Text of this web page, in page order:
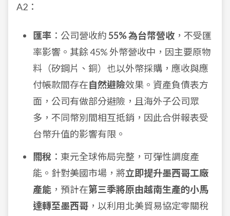
A2：
匯率 ：公司營收約55% 為台幣營收 ，不受匯
率影響。其餘 45% 外幣營收中，因主要原物
料（矽鋼片、銅）也以外幣採購，應收與應
付帳款間存在自然避險效果。資產負債表方
面，公司有做部分避險，且海外子公司眾
多，不同幣別間相互抵銷，因此合併報表受
台幣升值的影響有限。
關稅 ：東元全球佈局完整，可彈性調度產
能。針對美國市場，將立即提升墨西哥工廠
產能 ，預計在第三季將原由越南生產的小馬
達轉至墨西哥 ，以利用北美貿易協定零關稅